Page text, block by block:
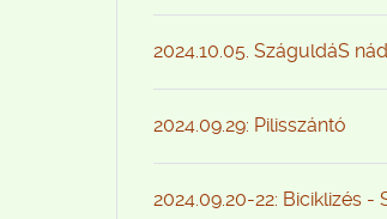
2024.10.05. SzáguldáS
2024.09.29: Pilisszántó
2024.09.20-22: Biciklizés